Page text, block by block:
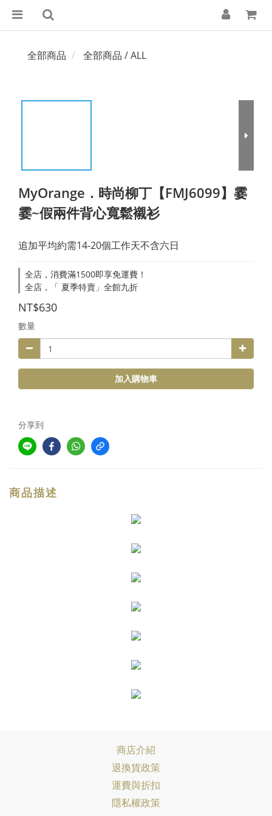
全部商品 全部商品 / ALL
MyOrange．時尚柳丁【FMJ6099】霎
霎~假兩件背心寬鬆襯衫
追加平均約需14-20個工作天不含六日
全店，消費滿1500即享免運費！
全店，「 夏季特賣」全館九折
NT$630
數量
加入購物車
分享到
商品描述
商店介紹
退換貨政策
運費與折扣
隱私權政策